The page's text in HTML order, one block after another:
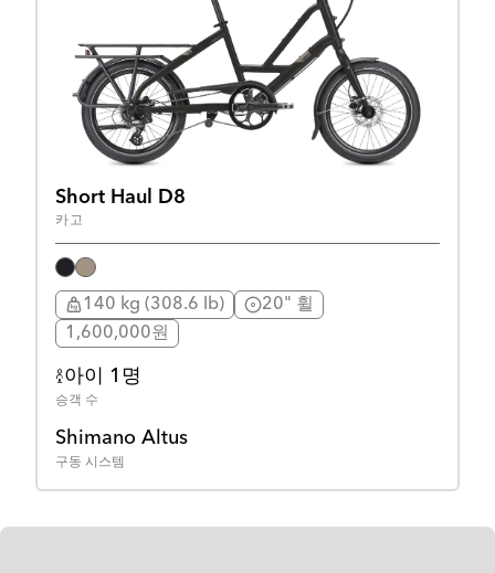
Short Haul D8
카고
140 kg (308.6 lb)
20" 휠
1,600,000원
아이 1명
승객 수
Shimano Altus
구동 시스템